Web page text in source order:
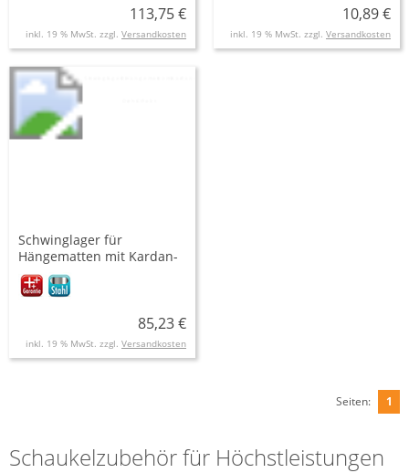
113,75 €
inkl. 19 % MwSt. zzgl. Versandkosten
10,89 €
inkl. 19 % MwSt. zzgl. Versandkosten
Schwinglager für
Hängematten mit Kardan-
Dreh-Effekt
85,23 €
inkl. 19 % MwSt. zzgl. Versandkosten
Seiten: 1
Schaukelzubehör für Höchstleistungen